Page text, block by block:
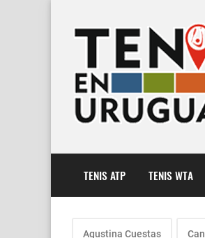
TENIS ATP TENIS WTA
Agustina Cuestas